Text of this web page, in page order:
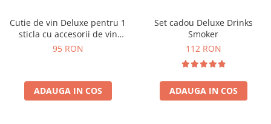
Cutie de vin Deluxe pentru 1
sticla cu accesorii de vin
incluse interior oranj
95 RON
ADAUGA IN COS
Set cadou Deluxe Drinks
Smoker
112 RON
ADAUGA IN COS